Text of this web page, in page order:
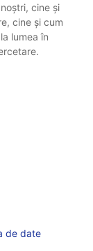
cine și
cine și cum
lumea în
de date